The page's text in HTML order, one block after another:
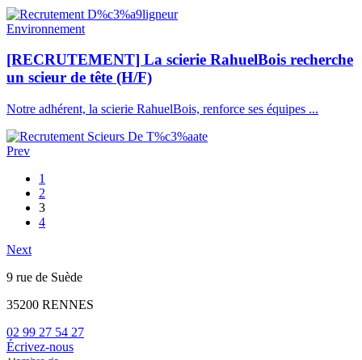
Environnement
[RECRUTEMENT] La scierie RahuelBois recherche
un scieur de tête (H/F)
Notre adhérent, la scierie RahuelBois, renforce ses équipes ...
Prev
1
2
3
4
Next
9 rue de Suède
35200 RENNES
02 99 27 54 27
Écrivez-nous